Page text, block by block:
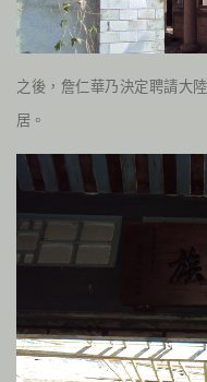
之後，詹仁華乃決定聘請大
居。